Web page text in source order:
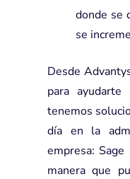
donde se
se
Desde
para
tenemos
día en la
empresa: Sage
manera que